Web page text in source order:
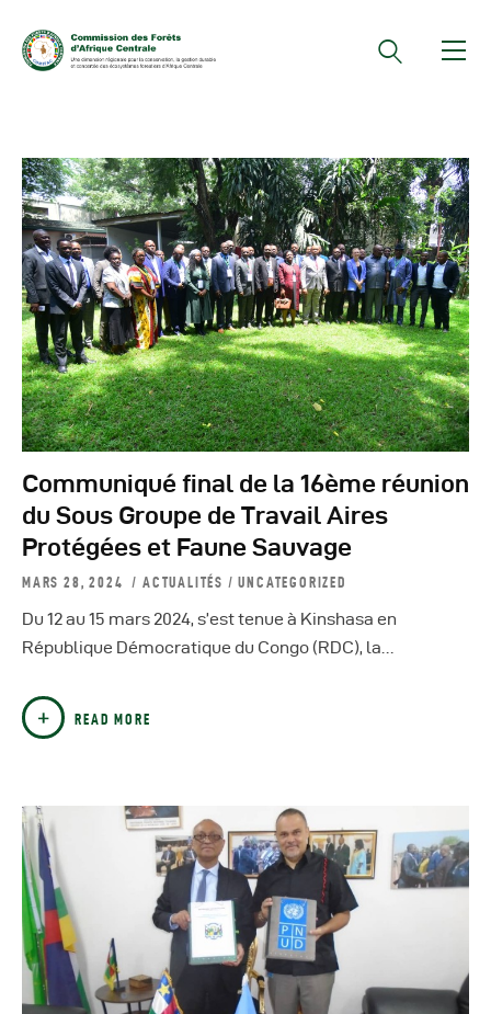
Documents Officiels
Conseils Des Ministres
Comptes Rendus De
Réunions Sous-
Régionales
Rapports
Publications
COMIFAC Newsletter
Réunions Réseaux
Autres Publications
Communiqué final de la 16ème réunion
du Sous Groupe de Travail Aires
Protégées et Faune Sauvage
MARS 28, 2024 ACTUALITÉS /UNCATEGORIZED
Du 12 au 15 mars 2024, s’est tenue à Kinshasa en
République Démocratique du Congo (RDC), la…
READ MORE